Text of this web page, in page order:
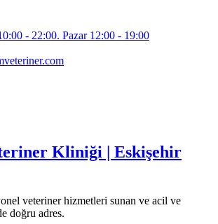
- 22:00. Pazar 12:00 - 19:00
Kliniği | Eskişehir
veteriner hizmetleri sunan ve acil ve
doğru adres.